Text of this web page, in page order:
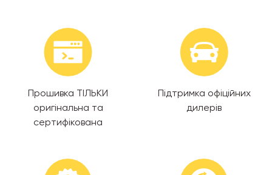
Прошивка ТІЛЬКИ
оригінальна та
сертифікована
Підтримка офіційних
дилерів